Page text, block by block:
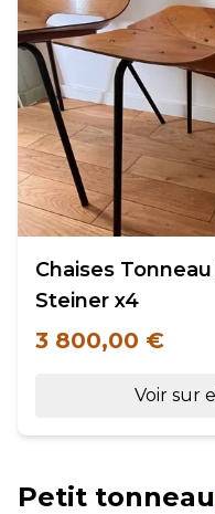
Chaises
Steiner x4
3 800,00 €
Voir sur
Petit tonneau